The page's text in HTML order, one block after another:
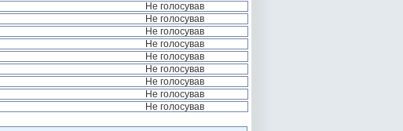
Не голосував
Не голосував
Не голосував
Не голосував
Не голосував
Не голосував
Не голосував
Не голосував
Не голосував